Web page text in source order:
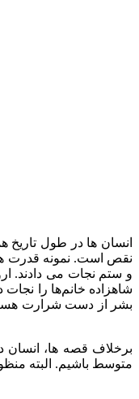
انسان ها در طول تاریخ
نقص است. نمونه قدرت
و ستم نجات می دادند.
شاهزاده خانم‌ها را
بشر از دست شرارت
برخلاف قصه ها،
متوسط باشیم. البته